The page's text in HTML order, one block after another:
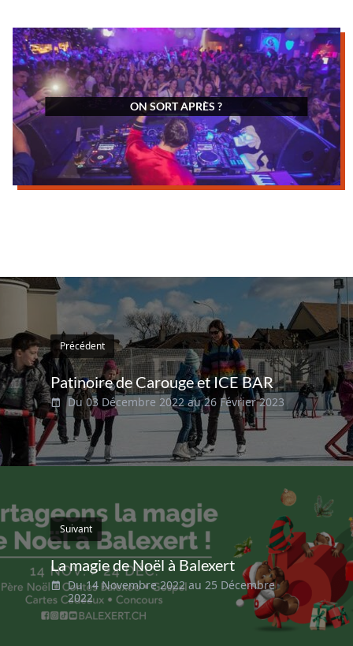
ON SORT APRÈS ?
Précédent
Patinoire de Carouge et ICE BAR
Du 03 Décembre 2022 au 26 Février 2023
Suivant
La magie de Noël à Balexert
Du 14 Novembre 2022 au 25 Décembre
2022